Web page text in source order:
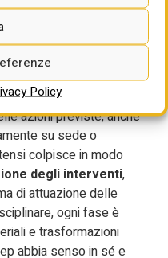
Policy
sud, in area
il masterplan diventa lo
pubblico-privato
trasparente e
una forte evidenza
azioni previste, anche
su sede o
colpisce in modo
degli interventi,
di attuazione delle
ogni fase è
e trasformazioni
abbia senso in sé e